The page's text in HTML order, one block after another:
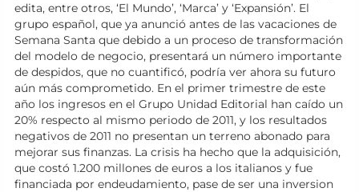
edita, entre otros, ‘El Mundo’, ‘Marca’ y ‘Expansión’. El
grupo español, que ya anunció antes de las vacaciones de
Semana Santa que debido a un proceso de transformación
del modelo de negocio, presentará un número importante
de despidos, que no cuantificó, podría ver ahora su futuro
aún más comprometido. En el primer trimestre de este
año los ingresos en el Grupo Unidad Editorial han caído un
20% respecto al mismo periodo de 2011, y los resultados
negativos de 2011 no presentan un terreno abonado para
mejorar sus finanzas. La crisis ha hecho que la adquisición,
que costó 1.200 millones de euros a los italianos y fue
financiada por endeudamiento, pase de ser una inversion